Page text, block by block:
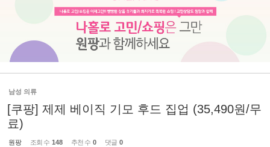
남성 의류
[쿠팡] 제제 베이직 기모 후드 집업 (35,490원/무
료)
원팡 조회 수 148 추천 수 0 댓글 0